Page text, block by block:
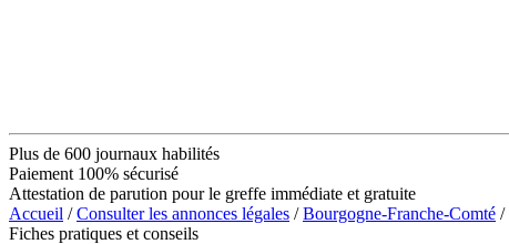
Plus de 600 journaux habilités
Paiement 100% sécurisé
Attestation de parution pour le greffe immédiate et gratuite
Accueil /Consulter les annonces légales /Bourgogne-Franche-Comté /
Fiches pratiques et conseils